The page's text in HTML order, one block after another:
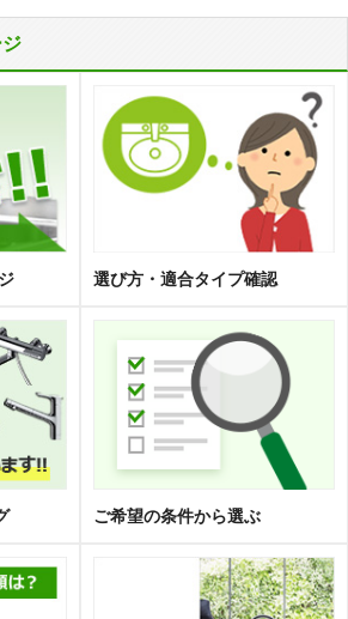
選び方・適合タイプ確認
ご希望の条件から選ぶ